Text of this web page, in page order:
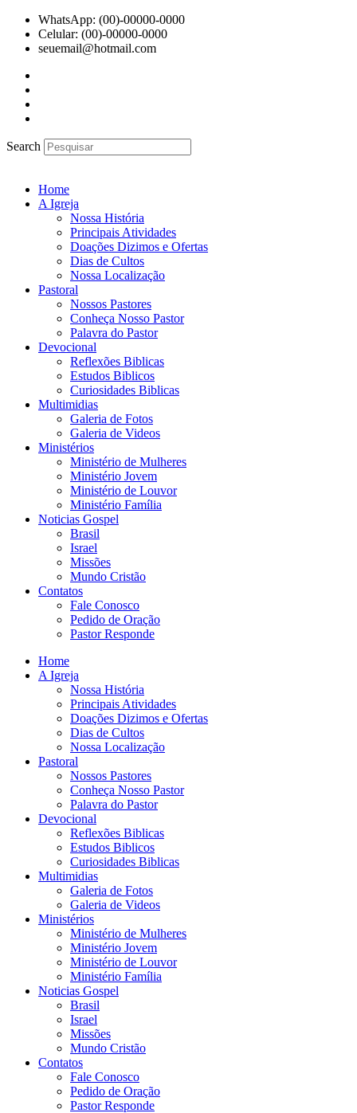
para
WhatsApp: (00)-00000-0000
Celular: (00)-00000-0000
seuemail@hotmail.com
Search
Home
A Igreja
Nossa História
Principais Atividades
Doações Dizimos e Ofertas
Dias de Cultos
Nossa Localização
Pastoral
Nossos Pastores
Conheça Nosso Pastor
Palavra do Pastor
Devocional
Reflexões Biblicas
Estudos Biblicos
Curiosidades Biblicas
Multimidias
Galeria de Fotos
Galeria de Videos
Ministérios
Ministério de Mulheres
Ministério Jovem
Ministério de Louvor
Ministério Família
Noticias Gospel
Brasil
Israel
Missões
Mundo Cristão
Contatos
Fale Conosco
Pedido de Oração
Pastor Responde
Home
A Igreja
Nossa História
Principais Atividades
Doações Dizimos e Ofertas
Dias de Cultos
Nossa Localização
Pastoral
Nossos Pastores
Conheça Nosso Pastor
Palavra do Pastor
Devocional
Reflexões Biblicas
Estudos Biblicos
Curiosidades Biblicas
Multimidias
Galeria de Fotos
Galeria de Videos
Ministérios
Ministério de Mulheres
Ministério Jovem
Ministério de Louvor
Ministério Família
Noticias Gospel
Brasil
Israel
Missões
Mundo Cristão
Contatos
Fale Conosco
Pedido de Oração
Pastor Responde